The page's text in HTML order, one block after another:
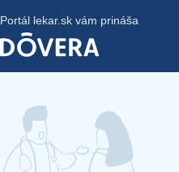
Portál lekar.sk vám prináša